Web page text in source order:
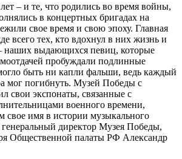
– и те, что родились во время войны,
в концертных бригадах на
свое время и свою эпоху. Главная
всего тех, кто вдохнул в них жизнь и
выдающихся певиц, которые
пробуждали подлинные
быть ни капли фальши, ведь каждый
мог погибнуть. Музей Победы с
свои экспонаты, связанные с
военного времени,
свое имя в истории музыкального
генеральный директор Музея Победы,
Общественной палаты РФ Александр